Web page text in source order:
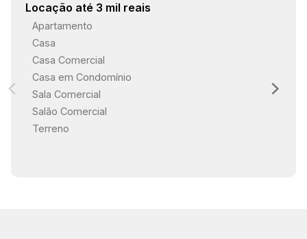
Locação até 3 mil reais
Apartamento
Casa
Casa Comercial
Casa em Condomínio
Sala Comercial
Salão Comercial
Terreno